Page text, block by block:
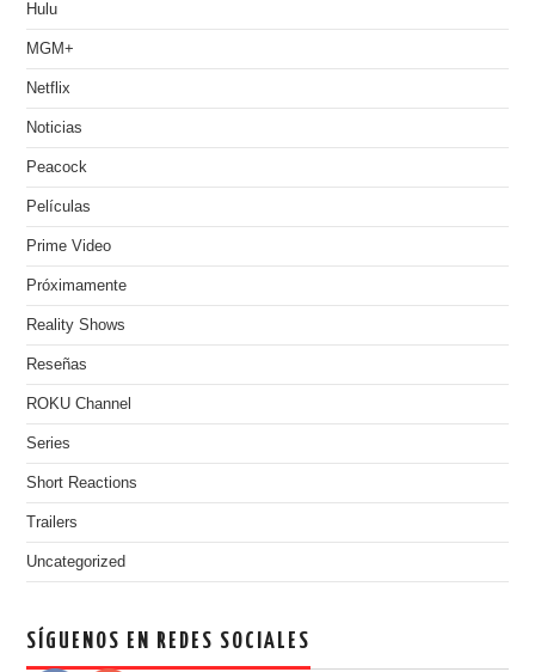
Hulu
MGM+
Netflix
Noticias
Peacock
Películas
Prime Video
Próximamente
Reality Shows
Reseñas
ROKU Channel
Series
Short Reactions
Trailers
Uncategorized
SÍGUENOS EN REDES SOCIALES